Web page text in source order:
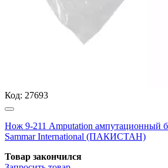
Код: 27693
Нож 9-211 Amputation ампутационный
Sammar International (ПАКИСТАН)
Товар закончился